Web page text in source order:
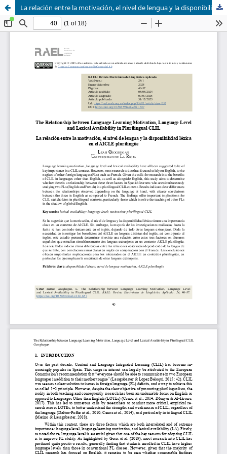
La relación entre la motivación, el nivel de lengua y la disponibilidad léxica en el AICLE plurilingüe